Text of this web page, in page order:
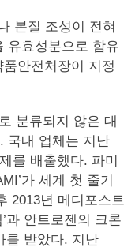
본질 조성이 전혀
유효성분으로 함유
안전처장이 지정
분류되지 않은 대
국내 업체는 지난
를 배출했다. 파미
가 세계 첫 줄기
2013년 메디포스트
과 안트로젠의 크론
를 받았다. 지난